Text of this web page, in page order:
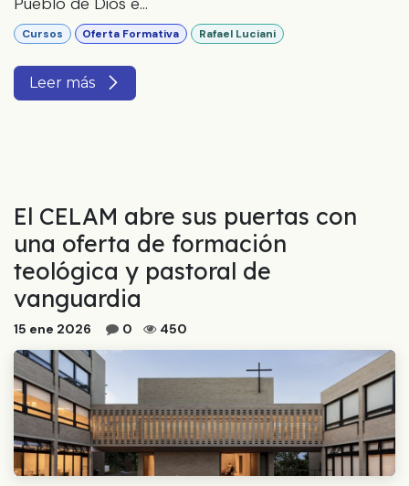
Cursos Oferta Formativa Rafael Luciani
Leer más
El CELAM abre sus puertas con
una oferta de formación
teológica y pastoral de
vanguardia
15 ene 2026 0 450